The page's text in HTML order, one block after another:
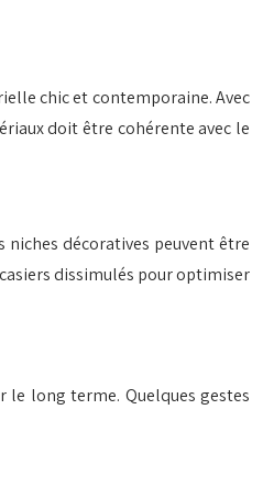
chic et contemporaine. Avec
doit être cohérente avec le
niches décoratives peuvent être
dissimulés pour optimiser
long terme. Quelques gestes